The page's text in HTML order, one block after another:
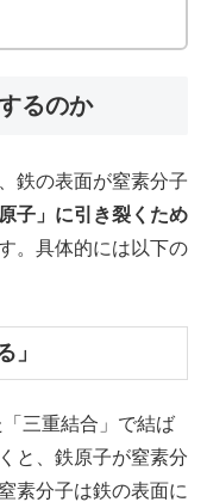
るのか
鉄の表面が窒素分子
子」に引き裂くため
。具体的には以下の
」
三重結合」で結ば
と、鉄原子が窒素分
素分子は鉄の表面に